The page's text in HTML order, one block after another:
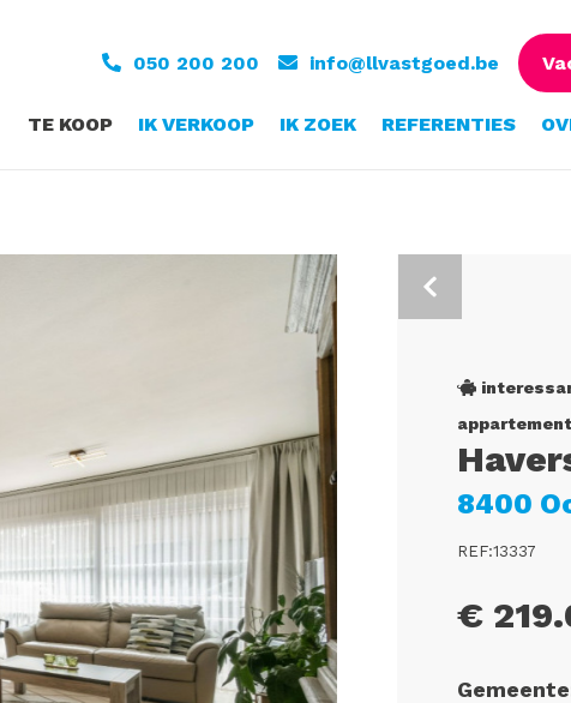
050 200 200 info@llvastgoed.be
TE KOOP IK VERKOOP IK ZOEK REFERENTIES
8400
REF:13337
€